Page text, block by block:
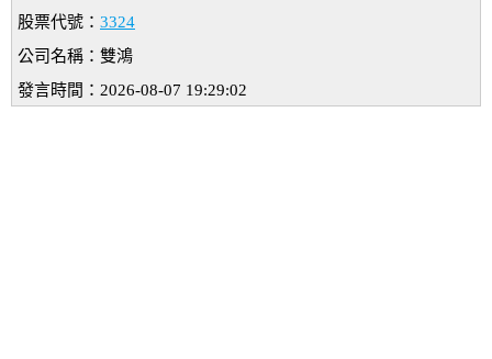
股票代號： 3324
公司名稱：雙鴻
發言時間：2026-08-07 19:29:02